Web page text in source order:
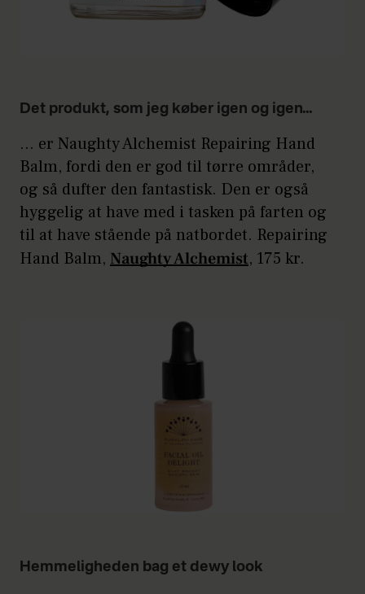
Det produkt, som jeg køber igen og igen…
... er Naughty Alchemist Repairing Hand
Balm, fordi den er god til tørre områder,
og så dufter den fantastisk. Den er også
hyggelig at have med i tasken på farten og
til at have stående på natbordet. Repairing
Hand Balm, Naughty Alchemist, 175 kr.
Hemmeligheden bag et dewy look